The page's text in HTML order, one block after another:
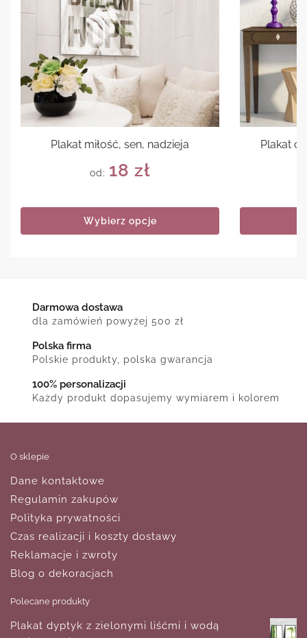
Plakat miłość, sen, nadzieja
od: 18 zł
Wybierz opcje
Plakat
Darmowa dostawa
dla zamówień powyżej 500 zł
Polska firma
Polskie produkty, polska gwarancja
100% personalizacji
Każdy produkt dopasujemy wymiarem i kolorem
O sklepie
Dane kontaktowe
Regulamin zakupów
Polityka prywatności
Czas realizacji i koszty dostawy
Reklamacje i zwroty
Blog o dekoracjach
Polecane produkty
Plakat dyptyk z zielonymi liśćmi i wodą